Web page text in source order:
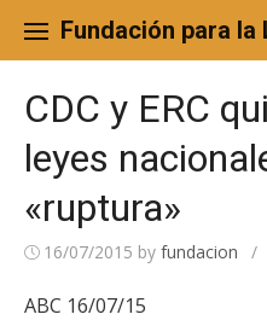
content
Fundación para la
CDC y ERC
leyes
«ruptura»
16/07/2015 by fundacion /
ABC 16/07/15